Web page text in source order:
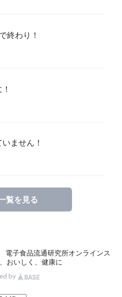
終わり！
ません！
覧を見る
子食品流通研究所オンラインス
おいしく、健康に
by